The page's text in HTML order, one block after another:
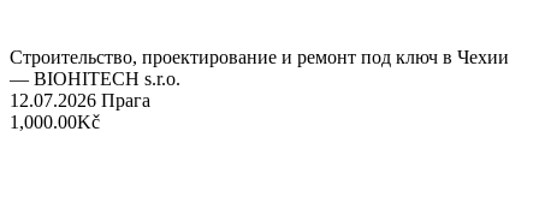
Строительство, проектирование и ремонт под ключ в Чехии
— BIOHITECH s.r.o.
12.07.2026 Прага
1,000.00Kč